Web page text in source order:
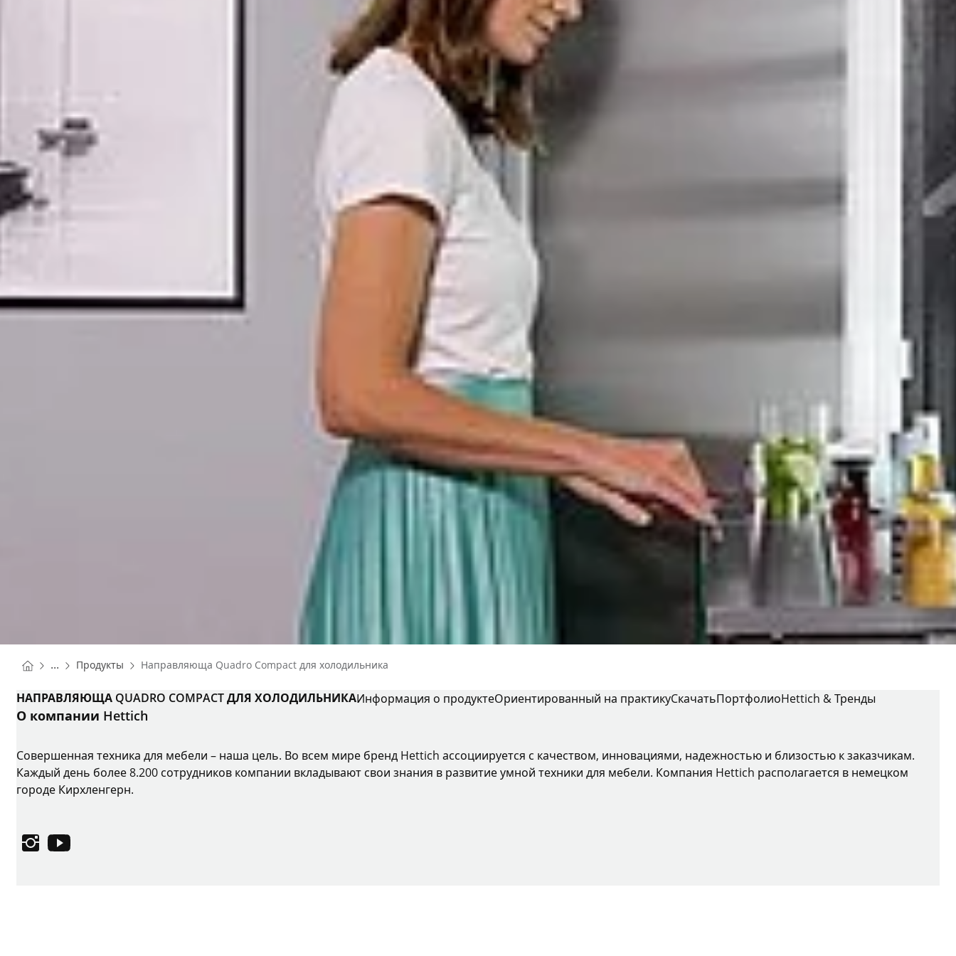
You are here:
Homepage
... Продукты Homepage
Направляюща Quadro Compact для холодильника
НАПРАВЛЯЮЩА QUADRO COMPACT ДЛЯ ХОЛОДИЛЬНИКАИнформация о продуктеОриентированный на практикуCкачатьПортфолиоHettich & Тренды
О компании Hettich
Совершенная техника для мебели – наша цель. Во всем мире бренд Hettich ассоциируется с качеством, инновациями, надежностью и близостью к заказчикам.
Каждый день более 8.200 сотрудников компании вкладывают свои знания в развитие умной техники для мебели. Компания Hettich располагается в немецком
городе Кирхленгерн.
InstagramYouTube